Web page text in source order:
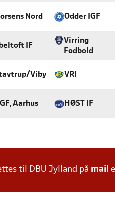
Nord Odder IGF
IF
Virring
Fodbold
Viby VRI
Aarhus HØST IF
til DBU Jylland på mail